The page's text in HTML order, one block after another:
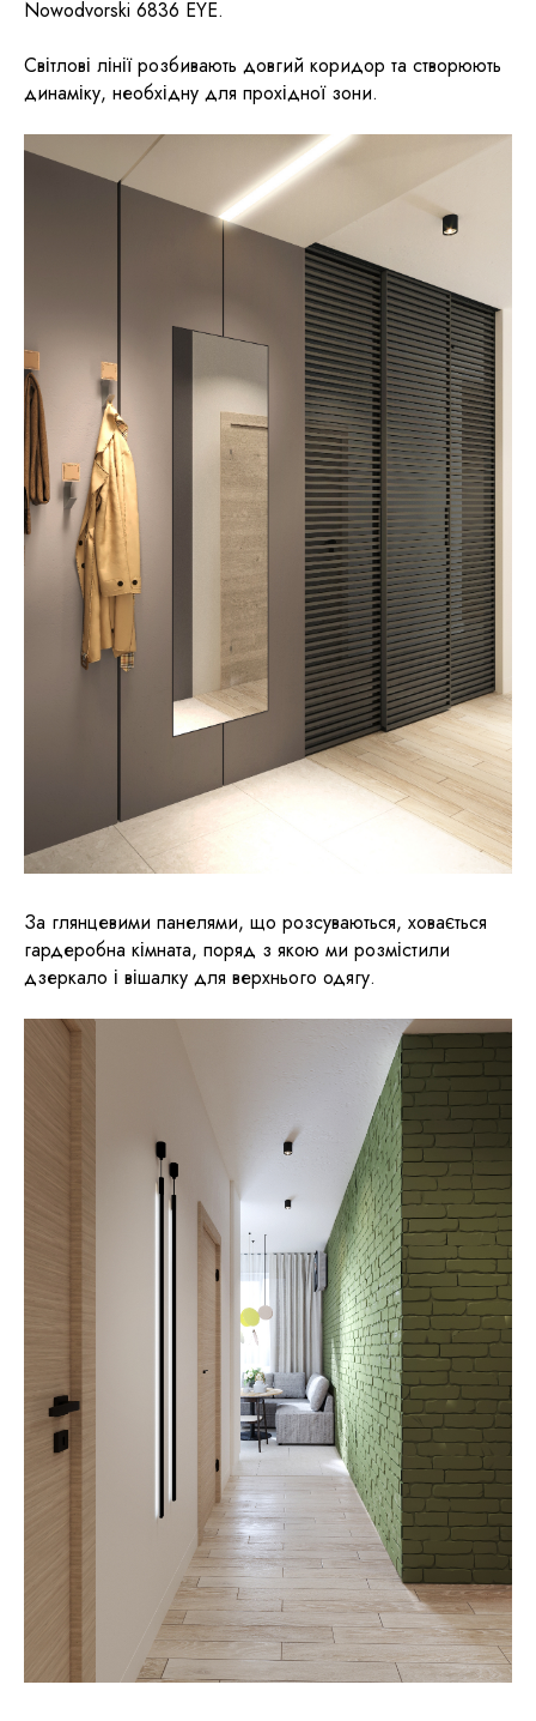
Nowodvorski 6836 EYE.
Світлові лінії розбивають довгий коридор та створюють
динаміку, необхідну для прохідної зони.
За глянцевими панелями, що розсуваються, ховається
гардеробна кімната, поряд з якою ми розмістили
дзеркало і вішалку для верхнього одягу.